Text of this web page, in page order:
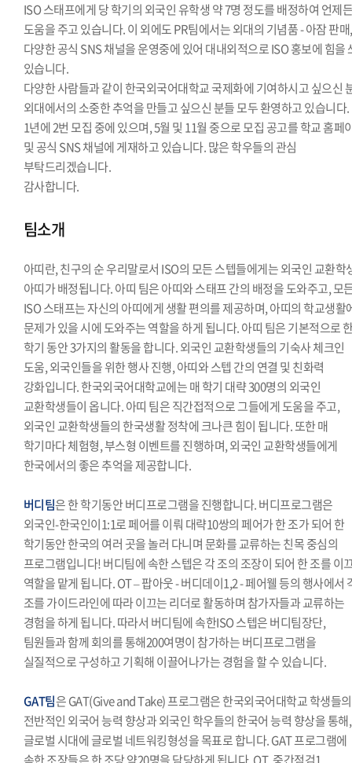
ISO 스태프에게 당 학기의 외국인 유학생 약 7명 정도를 배정하여 언제
도움을 주고 있습니다. 이 외에도 PR팀에서는 외대의 기념품 - 아잠 판매,
다양한 공식 SNS 채널을 운영중에 있어 대내외적으로 ISO 홍보에 힘을
있습니다.
다양한 사람들과 같이 한국외국어대학교 국제화에 기여하시고 싶으신
외대에서의 소중한 추억을 만들고 싶으신 분들 모두 환영하고 있습니다.
1년에 2번 모집 중에 있으며, 5월 및 11월 중으로 모집 공고를 학교 홈페
및 공식 SNS 채널에 게재하고 있습니다. 많은 학우들의 관심
부탁드리겠습니다.
감사합니다.
팀소개
아띠란, 친구의 순 우리말로서 ISO의 모든 스텝들에게는 외국인 교환학
아띠가 배정됩니다. 아띠 팀은 아띠와 스태프 간의 배정을 도와주고, 모
ISO 스태프는 자신의 아띠에게 생활 편의를 제공하며, 아띠의 학교생활
문제가 있을 시에 도와주는 역할을 하게 됩니다. 아띠 팀은 기본적으로
학기 동안 3가지의 활동을 합니다. 외국인 교환학생들의 기숙사 체크인
도움, 외국인들을 위한 행사 진행, 아띠와 스텝 간의 연결 및 친화력
강화입니다. 한국외국어대학교에는 매 학기 대략 300명의 외국인
교환학생들이 옵니다. 아띠 팀은 직간접적으로 그들에게 도움을 주고,
외국인 교환학생들의 한국생활 정착에 크나큰 힘이 됩니다. 또한 매
학기마다 체험형, 부스형 이벤트를 진행하며, 외국인 교환학생들에게
한국에서의 좋은 추억을 제공합니다.
버디팀은 한 학기동안 버디프로그램을 진행합니다. 버디프로그램은
외국인-한국인이1:1로 페어를 이뤄 대략10쌍의 페어가 한 조가 되어 한
학기동안 한국의 여러 곳을 놀러 다니며 문화를 교류하는 친목 중심의
프로그램입니다! 버디팀에 속한 스텝은 각 조의 조장이 되어 한 조를 이
역할을 맡게 됩니다. OT – 팝아웃 - 버디데이1,2 - 페어웰 등의 행사에서
조를 가이드라인에 따라 이끄는 리더로 활동하며 참가자들과 교류하는
경험을 하게 됩니다. 따라서 버디팀에 속한ISO 스텝은 버디팀장단,
팀원들과 함께 회의를 통해200여명이 참가하는 버디프로그램을
실질적으로 구성하고 기획해 이끌어나가는 경험을 할 수 있습니다.
GAT팀은 GAT(Give and Take) 프로그램은 한국외국어대학교 학생들의
전반적인 외국어 능력 향상과 외국인 학우들의 한국어 능력 향상을 통해,
글로벌 시대에 글로벌 네트워킹형성을 목표로 합니다. GAT 프로그램에